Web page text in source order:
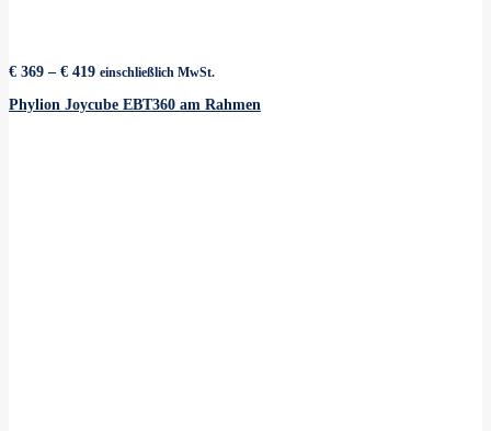
€ 369 – € 419Preisspanne:
bis
einschließlich MwSt.
Phylion Joycube EBT360 am Rahmen